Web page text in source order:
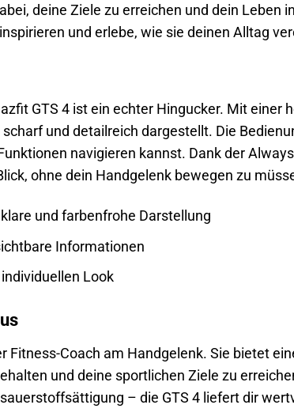
deine Ziele zu erreichen und dein Leben
und erlebe, wie sie deinen Alltag
GTS 4 ist ein echter Hingucker. Mit einer
und detailreich dargestellt. Die
navigieren kannst. Dank der
ohne dein Handgelenk bewegen zu
und farbenfrohe Darstellung
Informationen
Look
Fitness-Coach am Handgelenk. Sie bietet
und deine sportlichen Ziele zu
– die GTS 4 liefert dir